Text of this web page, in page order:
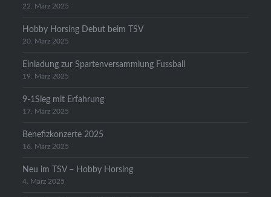
22. März 2025
Hobby Horsing Debut beim TSV
20. März 2025
Einladung zur Spartenversammlung Fussball
19. März 2025
9-1Sieg mit Erfahrung
17. März 2025
Benefizkonzerte 2025
16. März 2025
Neu im TSV – Hobby Horsing
4. März 2025